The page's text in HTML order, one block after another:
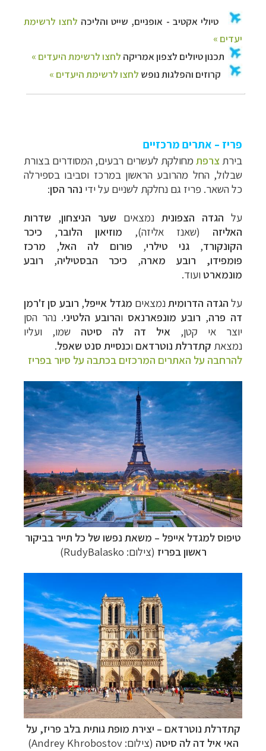
פריז – אתרים מרכזיים
בירתצרפת מחולקת לעשרים רבעים, המסודרים בצורת
שבלול, החל מהרובע הראשון במרכז וסביבו בספירלה
כל השאר. פריז גם נחלקת לשניים על ידי נהר הסן:
על הגדה הצפונית נמצאים שער הניצחון, שדרות
האליזה (שאנז אליזה), מוזיאון הלובר, כיכר
הקונקורד,גני טילרי, פורום לה האל, מרכז
פומפידו,
רובע מארה, כיכר הבסטיליה, רובע
מונמארטועוד.
על הגדה הדרומיתנמצאים מגדל אייפל, רובע סן ז'רמן
דה פרה, רובע מונפארנאס והרובע הלטיני. נהר הסן
יוצר אי קטן, איל דה לה סיטה שמו, ועליו
נמצאת קתדרלת נוטרדאם וכנסיית סנט שאפל.
להרחבה על האתרים המרכזים בכתבה על סיור בפריז
טיפוס למגדל אייפל – משאת נפשו של כל תייר בביקור
ראשון בפריז (צילום: RudyBalasko
)
קתדרלת נוטרדאם – יצירת מופת גותית בלב פריז, על
האי איל דה לה סיטה (צילום:Andrey Khrobostov
)